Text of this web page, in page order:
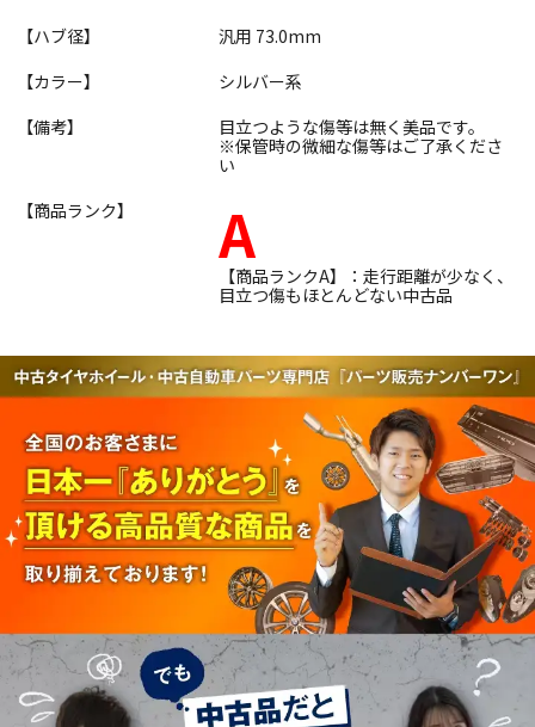
【ハブ径】
汎用 73.0mm
【カラー】
シルバー系
【備考】
目立つような傷等は無く美品です。
※保管時の微細な傷等はご了承くださ
い
【商品ランク】
A
【商品ランクA】：走行距離が少なく、
目立つ傷もほとんどない中古品